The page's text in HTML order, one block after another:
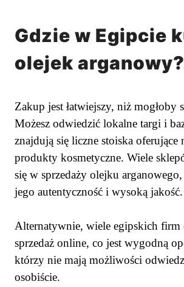
Gdzie w Egipcie
olejek arganowy?
Zakup jest łatwiejszy, niż mogłoby
Możesz odwiedzić lokalne targi i
znajdują się liczne stoiska oferujące
produkty kosmetyczne. Wiele
się w sprzedaży olejku
jego autentyczność i wysoką jakość.
Alternatywnie, wiele egipskich firm
sprzedaż online, co jest wygodną
którzy nie mają możliwości
osobiście.